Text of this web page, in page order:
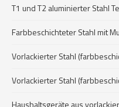
T1 und T2 aluminierter Stahl
Farbbeschichteter Stahl mit
Vorlackierter Stahl
Vorlackierter Stahl
Haushaltsgeräte aus